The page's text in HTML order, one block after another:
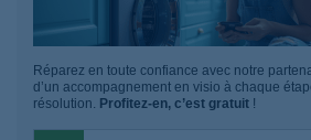
Réparez en toute confiance avec notre
d’un accompagnement en visio à chaque
résolution. Profitez-en, c’est gratuit !